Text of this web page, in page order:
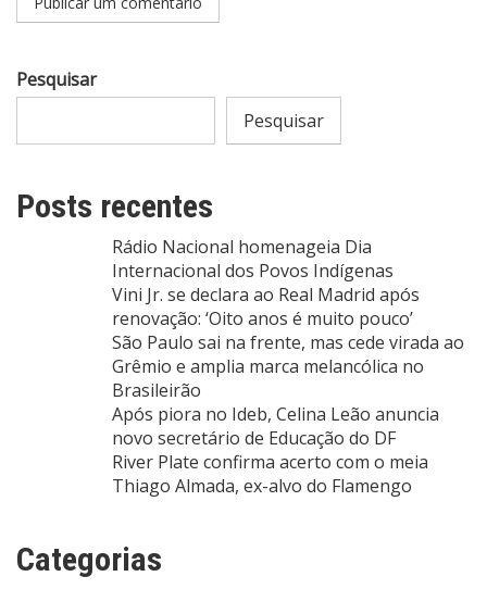
Pesquisar
Pesquisar
Posts recentes
Rádio Nacional homenageia Dia
Internacional dos Povos Indígenas
Vini Jr. se declara ao Real Madrid após
renovação: ‘Oito anos é muito pouco’
São Paulo sai na frente, mas cede virada ao
Grêmio e amplia marca melancólica no
Brasileirão
Após piora no Ideb, Celina Leão anuncia
novo secretário de Educação do DF
River Plate confirma acerto com o meia
Thiago Almada, ex-alvo do Flamengo
Categorias